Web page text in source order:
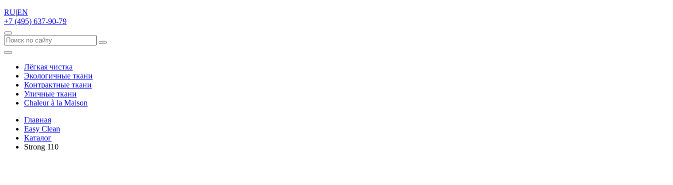
RU|EN
+7 (495) 637-90-79
Лёгкая чистка
Экологичные ткани
Контрактные ткани
Уличные ткани
Сhaleur à la Maison
Главная
Easy Clean
Каталог
Strong 110